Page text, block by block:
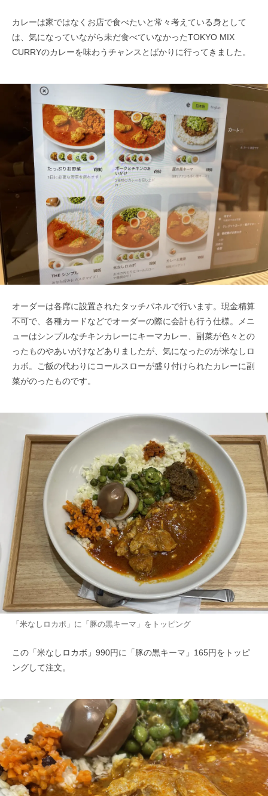
カレーは家ではなくお店で食べたいと常々考えている身として
は、気になっていながら未だ食べていなかったTOKYO MIX
CURRYのカレーを味わうチャンスとばかりに行ってきました。
オーダーは各席に設置されたタッチパネルで行います。現金精算
不可で、各種カードなどでオーダーの際に会計も行う仕様。メニ
ューはシンプルなチキンカレーにキーマカレー、副菜が色々との
ったものやあいがけなどありましたが、気になったのが米なしロ
カボ。ご飯の代わりにコールスローが盛り付けられたカレーに副
菜がのったものです。
「米なしロカボ」に「豚の黒キーマ」をトッピング
この「米なしロカボ」990円に「豚の黒キーマ」165円をトッピ
ングして注文。